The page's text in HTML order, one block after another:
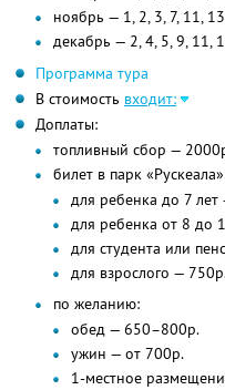
ноябрь — 1, 2, 3, 7, 11,
декабрь — 2, 4, 5, 9, 11,
Программа тура
В стоимость входит:
Доплаты:
топливный сбор —
билет в парк
для ребенка до 7 лет
для ребенка от 8 до
для студента или
для взрослого —
по желанию:
обед — 650–800р.
ужин — от 700р.
1-местное